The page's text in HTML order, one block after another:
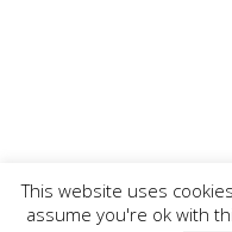
This website uses
assume you're ok with